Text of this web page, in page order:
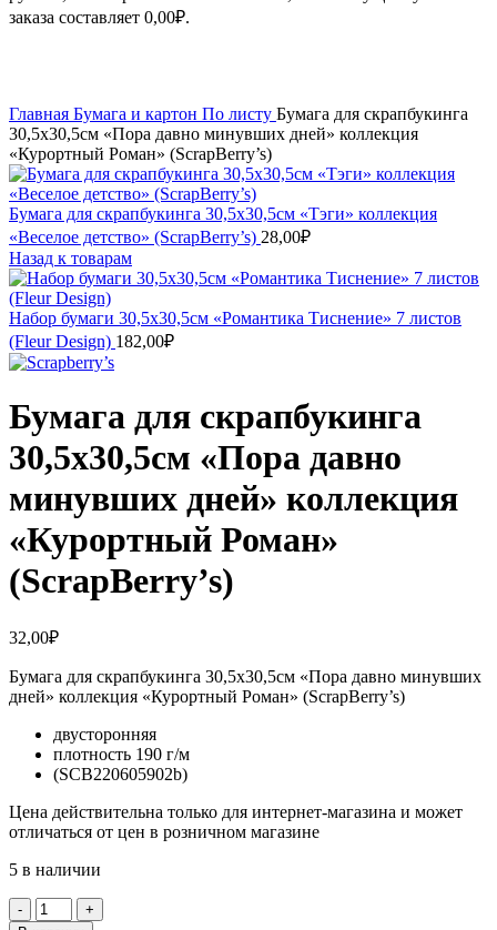
заказа составляет 0,00₽.
Главная Бумага и картон По листу Бумага для скрапбукинга
30,5х30,5см «Пора давно минувших дней» коллекция
«Курортный Роман» (ScrapBerry’s)
Бумага для скрапбукинга 30,5х30,5см «Тэги» коллекция
«Веселое детство» (ScrapBerry’s) 28,00₽
Назад к товарам
Набор бумаги 30,5х30,5см «Романтика Тиснение» 7 листов
(Fleur Design) 182,00₽
Бумага для скрапбукинга
30,5х30,5см «Пора давно
минувших дней» коллекция
«Курортный Роман»
(ScrapBerry’s)
32,00₽
Бумага для скрапбукинга 30,5х30,5см «Пора давно минувших
дней» коллекция «Курортный Роман» (ScrapBerry’s)
двусторонняя
плотность 190 г/м
(SCB220605902b)
Цена действительна только для интернет-магазина и может
отличаться от цен в розничном магазине
5 в наличии
Количество